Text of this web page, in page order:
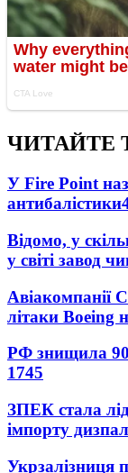
ЧИТАЙТЕ
У Fire Point
антибалістики
Відомо, у
у світі завод
Авіакомпанії
літаки Boeing
РФ знищила
1745
ЗПЕК стала
імпорту
Укрзалізниця